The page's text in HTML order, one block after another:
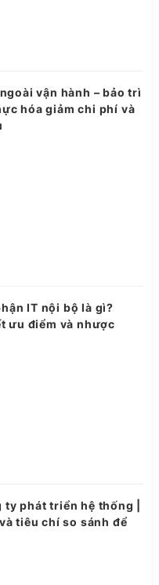
vận hành – bảo trì
hóa giảm chi phí và
IT nội bộ là gì?
ưu điểm và nhược
phát triển hệ thống |
tiêu chí so sánh để